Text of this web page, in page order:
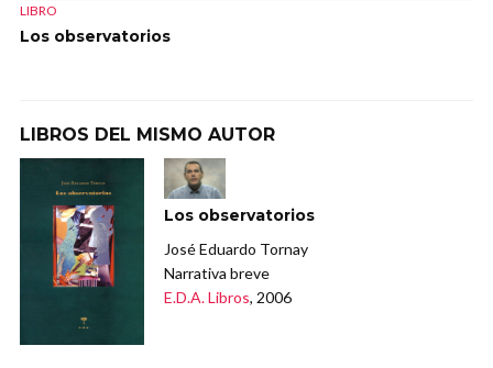
LIBRO
Los observatorios
LIBROS DEL MISMO AUTOR
Los observatorios
José Eduardo Tornay
Narrativa breve
E.D.A. Libros, 2006